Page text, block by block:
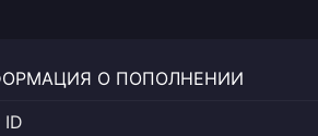
О ПОПОЛНЕНИИ
ID